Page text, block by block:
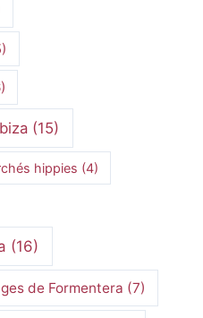
(15)
hippies (4)
(16)
de Formentera (7)